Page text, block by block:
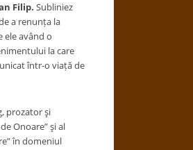
Filip. Subliniez
a renunța la
ele având o
la care
într-o viață de
prozator şi
Onoare” şi al
în domeniul